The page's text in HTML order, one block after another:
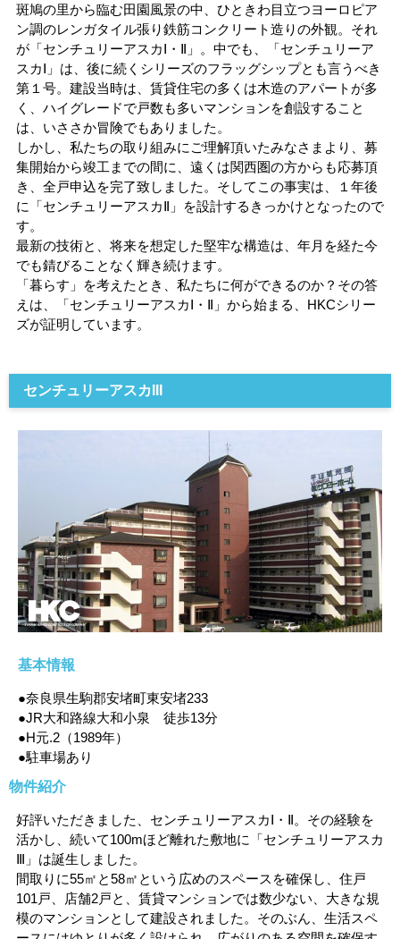
斑鳩の里から臨む田園風景の中、ひときわ目立つヨーロピア
ン調のレンガタイル張り鉄筋コンクリート造りの外観。それ
が「センチュリーアスカⅠ・Ⅱ」。中でも、「センチュリーア
スカⅠ」は、後に続くシリーズのフラッグシップとも言うべき
第１号。建設当時は、賃貸住宅の多くは木造のアパートが多
く、ハイグレードで戸数も多いマンションを創設すること
は、いささか冒険でもありました。
しかし、私たちの取り組みにご理解頂いたみなさまより、募
集開始から竣工までの間に、遠くは関西圏の方からも応募頂
き、全戸申込を完了致しました。そしてこの事実は、１年後
に「センチュリーアスカⅡ」を設計するきっかけとなったので
す。
最新の技術と、将来を想定した堅牢な構造は、年月を経た今
でも錆びることなく輝き続けます。
「暮らす」を考えたとき、私たちに何ができるのか？その答
えは、「センチュリーアスカⅠ・Ⅱ」から始まる、HKCシリー
ズが証明しています。
センチュリーアスカIII
基本情報
●奈良県生駒郡安堵町東安堵233
●JR大和路線大和小泉 徒歩13分
●H元.2（1989年）
●駐車場あり
物件紹介
好評いただきました、センチュリーアスカⅠ・Ⅱ。その経験を
活かし、続いて100mほど離れた敷地に「センチュリーアスカ
Ⅲ」は誕生しました。
間取りに55㎡と58㎡という広めのスペースを確保し、住戸
101戸、店舗2戸と、賃貸マンションでは数少ない、大きな規
模のマンションとして建設されました。そのぶん、生活スペ